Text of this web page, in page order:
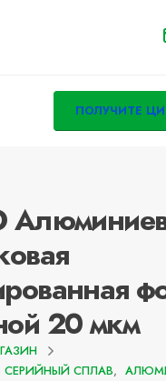
ПОЛУЧИТЕ
20 мкм
СЕРИЙНЫЙ СПЛАВ,